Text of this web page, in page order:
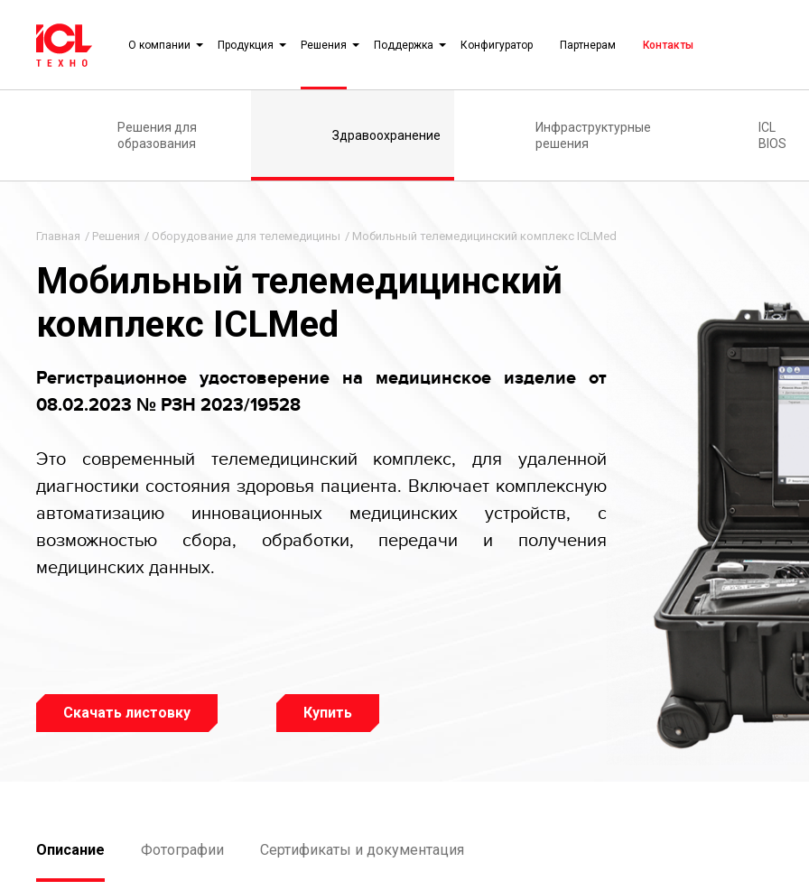
О компании Продукция Решения Поддержка Конфигуратор Партнерам Контакты
Решения для
образования
Здравоохранение
Инфраструктурные
решения
ICL
BIOS
Главная / Решения / Оборудование для телемедицины / Мобильный телемедицинский комплекс ICLMed
Мобильный телемедицинский
комплекс ICLMed
Регистрационное удостоверение на медицинское изделие от
08.02.2023 № РЗН 2023/19528
Это современный телемедицинский комплекс, для удаленной
диагностики состояния здоровья пациента. Включает комплексную
автоматизацию инновационных медицинских устройств, с
возможностью сбора, обработки, передачи и получения
медицинских данных.
Скачать листовку Купить
Описание Фотографии Сертификаты и документация